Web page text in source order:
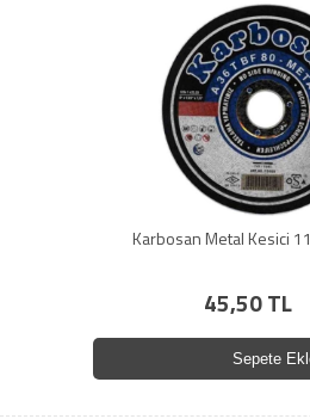
Karbosan Metal Kesici
45,50 TL
Sepete